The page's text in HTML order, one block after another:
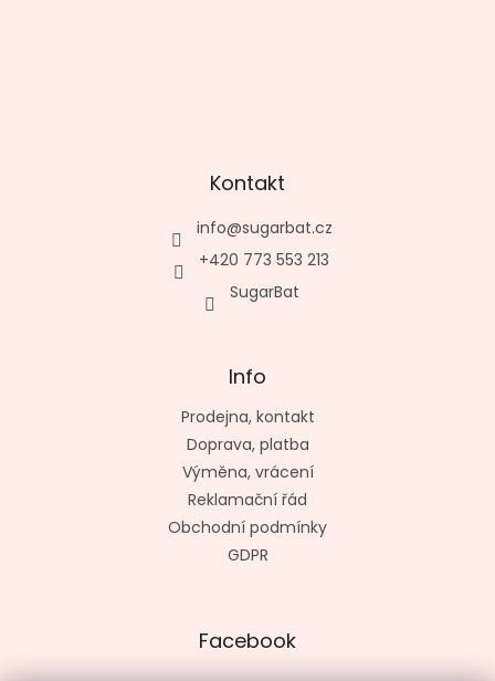
Kontakt
info@sugarbat.cz
+420 773 553 213
SugarBat
Info
Prodejna, kontakt
Doprava, platba
Výměna, vrácení
Reklamační řád
Obchodní podmínky
GDPR
Facebook